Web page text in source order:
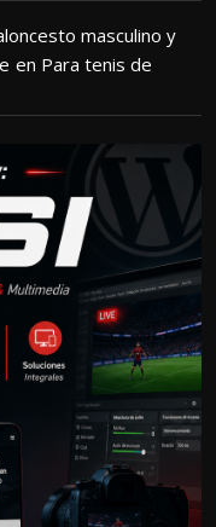
masculino y
en Para tenis de